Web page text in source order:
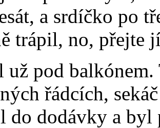
a srdíčko po
trápil, no, přejte
už pod balkónem.
řádcích,
do dodávky a byl